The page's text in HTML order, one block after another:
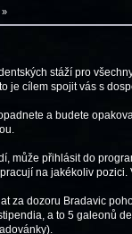
»
stáží pro
cílem spojit vás s
a budete
může přihlásit do
na jakékoliv
za dozoru Bradavic
a to 5